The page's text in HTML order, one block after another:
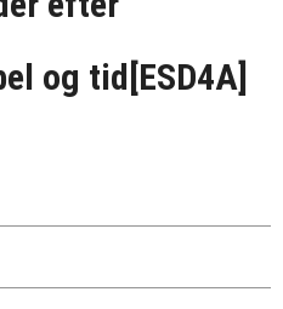
og tid [ESD4A]